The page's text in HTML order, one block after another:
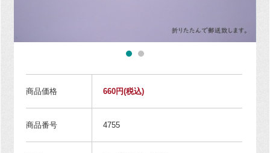
商品価格 660円(税込)
商品番号 4755